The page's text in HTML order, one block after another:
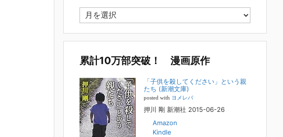
た。「漫画といえば集英社！」というく…
2023年3月1日
しても私個人としても大変な名誉です。h[...]
若年層の子供の問題
2022年8月26日
『「子供を殺してください」という親たち』では、先月ま
で、10代の対象者をテーマにした回、「ケース19 奴隷化
する親たち」をお送りしていました。こちらは、最終話をコ
ミックバンチWebで読むことができます
ー
カ
ブ
累計10万部突破！ 漫画原作
「子供を殺してください」という親
たち (新潮文庫)
posted with ヨメレバ
押川 剛 新潮社 2015-06-26
Amazon
Kindle